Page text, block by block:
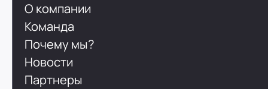
О компании
Команда
Почему мы?
Новости
Партнеры